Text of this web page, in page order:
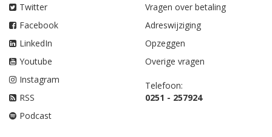
Twitter
Facebook
LinkedIn
Youtube
Instagram
RSS
Podcast
Vragen over betaling
Adreswijziging
Opzeggen
Overige vragen
Telefoon:
0251 - 257924